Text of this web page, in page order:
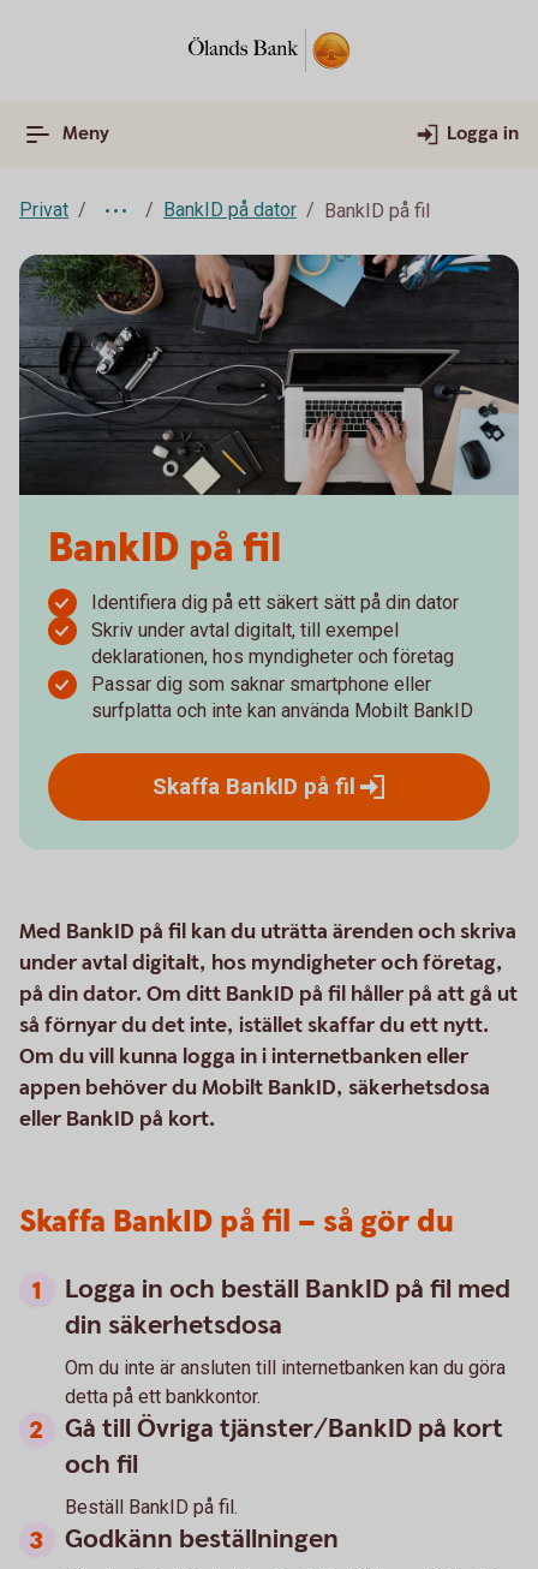
Meny Logga in
Privat BankID på dator BankID på fil
BankID på fil
Identifiera dig på ett säkert sätt på din dator
Skriv under avtal digitalt, till exempel
deklarationen, hos myndigheter och företag
Passar dig som saknar smartphone eller
surfplatta och inte kan använda Mobilt BankID
Skaffa BankID på fil
Med BankID på fil kan du uträtta ärenden och skriva
under avtal digitalt, hos myndigheter och företag,
på din dator. Om ditt BankID på fil håller på att gå ut
så förnyar du det inte, istället skaffar du ett nytt.
Om du vill kunna logga in i internetbanken eller
appen behöver du Mobilt BankID, säkerhetsdosa
eller BankID på kort.
Skaffa BankID på fil – så gör du
Logga in och beställ BankID på fil med
din säkerhetsdosa
Om du inte är ansluten till internetbanken kan du göra
detta på ett bankkontor.
Gå till Övriga tjänster/BankID på kort
och fil
Beställ BankID på fil.
Godkänn beställningen